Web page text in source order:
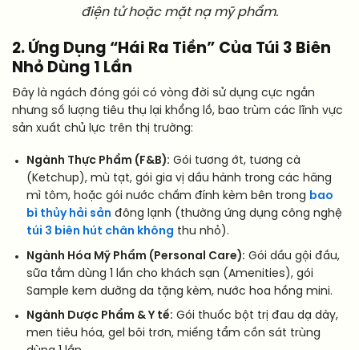
điện tử hoặc mặt nạ mỹ phẩm.
2. Ứng Dụng “Hái Ra Tiền” Của Túi 3 Biên
Nhỏ Dùng 1 Lần
Đây là ngách đóng gói có vòng đời sử dụng cực ngắn
nhưng số lượng tiêu thụ lại khổng lồ, bao trùm các lĩnh vực
sản xuất chủ lực trên thị trường:
Ngành Thực Phẩm (F&B): Gói tương ớt, tương cà
(Ketchup), mù tạt, gói gia vị dầu hành trong các hãng
mì tôm, hoặc gói nước chấm đính kèm bên trong bao
bì thủy hải sản đông lạnh (thường ứng dụng công nghệ
túi 3 biên hút chân không thu nhỏ).
Ngành Hóa Mỹ Phẩm (Personal Care): Gói dầu gội đầu,
sữa tắm dùng 1 lần cho khách sạn (Amenities), gói
Sample kem dưỡng da tặng kèm, nước hoa hồng mini.
Ngành Dược Phẩm & Y tế: Gói thuốc bột trị đau dạ dày,
men tiêu hóa, gel bôi trơn, miếng tẩm cồn sát trùng